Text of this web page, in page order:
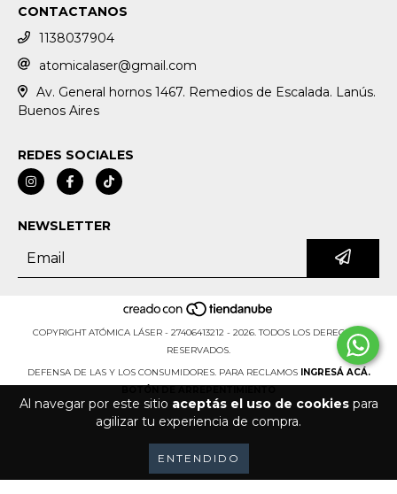
Al navegar por este sitio aceptás el uso de cookiespara
agilizar tu experiencia de compra.
ENTENDIDO
CONTACTANOS
1138037904
atomicalaser@gmail.com
Av. General hornos 1467. Remedios de Escalada. Lanús.
Buenos Aires
REDES SOCIALES
NEWSLETTER
COPYRIGHT ATÓMICA LÁSER - 27406413212 - 2026. TODOS LOS DERECHOS
RESERVADOS.
DEFENSA DE LAS Y LOS CONSUMIDORES. PARA RECLAMOS INGRESÁ ACÁ.